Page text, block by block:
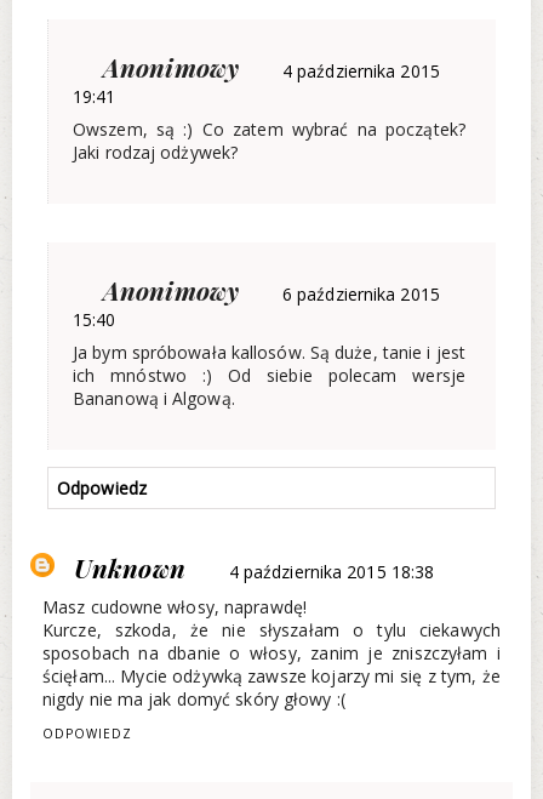
Anonimowy
4 października 2015
19:41
Owszem, są :) Co zatem wybrać na początek?
Jaki rodzaj odżywek?
Anonimowy
6 października 2015
15:40
Ja bym spróbowała kallosów. Są duże, tanie i jest
ich mnóstwo :) Od siebie polecam wersje
Bananową i Algową.
Odpowiedz
Unknown
4 października 2015 18:38
Masz cudowne włosy, naprawdę!
Kurcze, szkoda, że nie słyszałam o tylu ciekawych
sposobach na dbanie o włosy, zanim je zniszczyłam i
ścięłam... Mycie odżywką zawsze kojarzy mi się z tym, że
nigdy nie ma jak domyć skóry głowy :(
ODPOWIEDZ